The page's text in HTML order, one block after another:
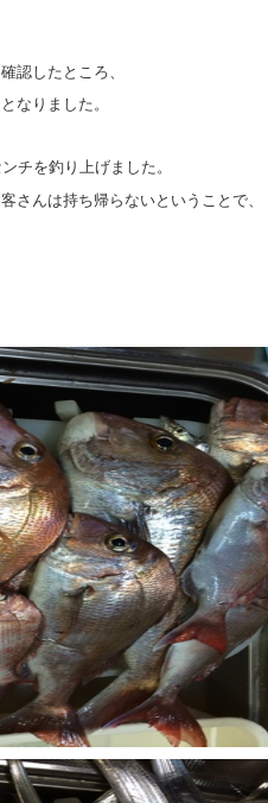
認したところ、
なりました。
チを釣り上げました。
さんは持ち帰らないということで、